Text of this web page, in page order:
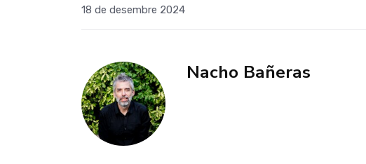
18 de desembre 2024
Nacho Bañeras